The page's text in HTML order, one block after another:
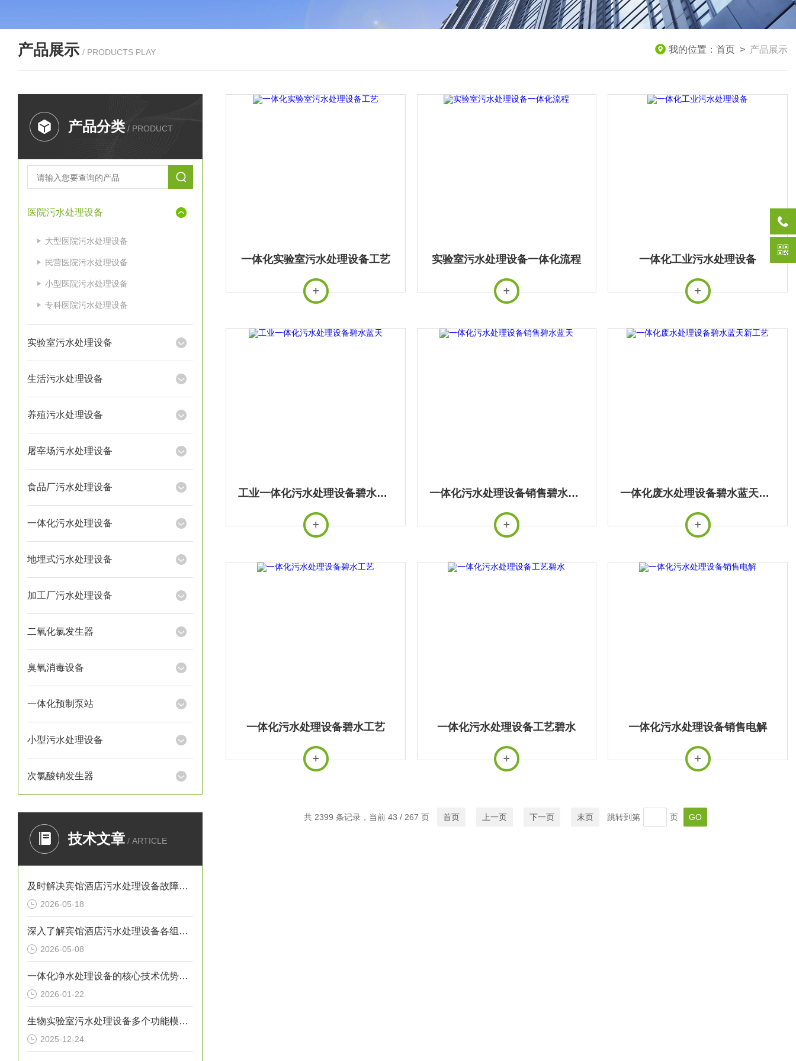
产品展示 / PRODUCTS PLAY 我的位置： 首页 > 产品展示
产品分类 / PRODUCT
医院污水处理设备
大型医院污水处理设备
民营医院污水处理设备
小型医院污水处理设备
专科医院污水处理设备
实验室污水处理设备
生活污水处理设备
养殖污水处理设备
屠宰场污水处理设备
食品厂污水处理设备
一体化污水处理设备
地埋式污水处理设备
加工厂污水处理设备
二氧化氯发生器
臭氧消毒设备
一体化预制泵站
小型污水处理设备
次氯酸钠发生器
技术文章 / ARTICLE
及时解决宾馆酒店污水处理设备故障在日常运行中十方重要
2026-05-18
深入了解宾馆酒店污水处理设备各组成部件对实现达标排放具有重要意义
2026-05-08
一体化净水处理设备的核心技术优势及应用价值
2026-01-22
生物实验室污水处理设备多个功能模块的协同集成与设计介绍
2025-12-24
一体化实验室污水处理设备工艺 实验室污水处理设备一体化流程 一体化工业污水处理设备
工业一体化污水处理设备碧水蓝天 一体化污水处理设备销售碧水蓝天 一体化废水处理设备碧水蓝天新工艺
一体化污水处理设备碧水工艺 一体化污水处理设备工艺碧水 一体化污水处理设备销售电解
共 2399 条记录，当前 43 / 267 页 首页 上一页 下一页 末页 跳转到第 页